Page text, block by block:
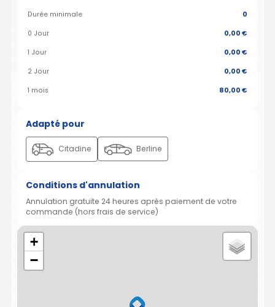
Durée minimale 0
0 Jour 0,00 €
1 Jour 0,00 €
2 Jour 0,00 €
1 mois 80,00 €
Adapté pour
Citadine Berline
Conditions d'annulation
Annulation gratuite 24 heures après paiement de votre
commande (hors frais de service)
+
−